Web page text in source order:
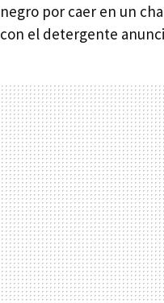
negro por caer en un
con el detergente